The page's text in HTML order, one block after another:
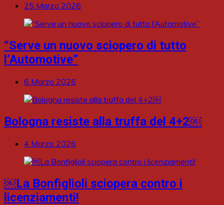
25 Marzo 2026
“Serve un nuovo sciopero di tutto
l’Automotive”
6 Marzo 2026
Bologna resiste alla truffa del 4+2￼
4 Marzo 2026
￼La Bonfiglioli sciopera contro i
licenziamenti!